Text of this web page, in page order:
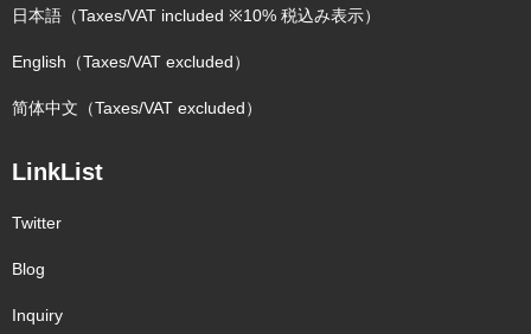
日本語（Taxes/VAT included ※10% 税込み表示）
English（Taxes/VAT excluded）
简体中文（Taxes/VAT excluded）
LinkList
Twitter
Blog
Inquiry